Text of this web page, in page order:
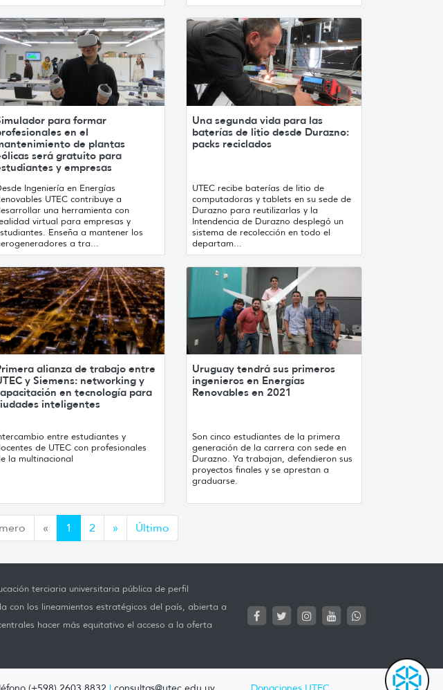
para formar
en el
de plantas
será gratuito para
y empresas
Ingeniería en Energías
UTEC contribuye a
una herramienta con
virtual para empresas y
Enseña a mantener los
a tra...
Una segunda vida para las
baterías de litio desde Durazno:
packs reciclados
UTEC recibe baterías de litio de
computadoras y tablets en su sede de
Durazno para reutilizarlas y la
Intendencia de Durazno desplegó un
sistema de recolección en todo el
departam...
alianza de trabajo entre
y Siemens: networking y
en tecnología para
inteligentes
entre estudiantes y
de UTEC con profesionales
la multinacional
Uruguay tendrá sus primeros
ingenieros en Energías
Renovables en 2021
Son cinco estudiantes de la primera
generación de la carrera con sede en
Durazno. Ya trabajan, defendieron sus
proyectos finales y se aprestan a
graduarse.
«Anterior
1 2 »Siguiente
Último
terciaria universitaria pública de perfil
con los lineamientos estratégicos del país, abierta a
hacer más equitativo el acceso a la oferta